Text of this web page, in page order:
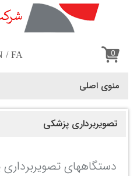
0
FA
منوی اصلی
تصویربرداری پزشکی
دستگاههای